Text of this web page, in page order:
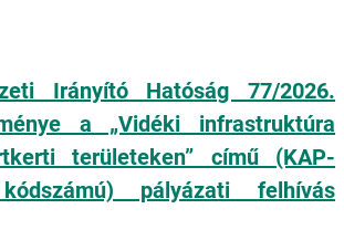
Irányító Hatóság 77/2026.
a „Vidéki infrastruktúra
területeken” című (KAP-
pályázati felhívás